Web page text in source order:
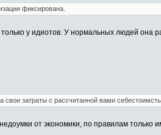
фиксирована.
у идиотов. У нормальных людей она
затраты с рассчитанной вами
от экономики, по правилам